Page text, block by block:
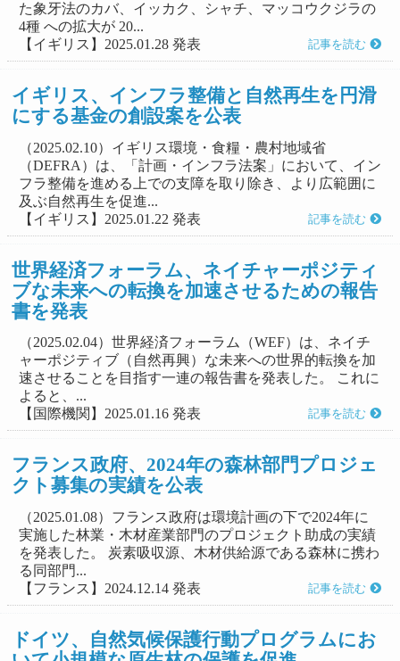
た象牙法のカバ、イッカク、シャチ、マッコウクジラの
4種 への拡大が 20...
【イギリス】2025.01.28 発表
記事を読む
イギリス、インフラ整備と自然再生を円滑
にする基金の創設案を公表
（2025.02.10）イギリス環境・食糧・農村地域省
（DEFRA）は、「計画・インフラ法案」において、イン
フラ整備を進める上での支障を取り除き、より広範囲に
及ぶ自然再生を促進...
【イギリス】2025.01.22 発表
記事を読む
世界経済フォーラム、ネイチャーポジティ
ブな未来への転換を加速させるための報告
書を発表
（2025.02.04）世界経済フォーラム（WEF）は、ネイチ
ャーポジティブ（自然再興）な未来への世界的転換を加
速させることを目指す一連の報告書を発表した。 これに
よると、...
【国際機関】2025.01.16 発表
記事を読む
フランス政府、2024年の森林部門プロジェ
クト募集の実績を公表
（2025.01.08）フランス政府は環境計画の下で2024年に
実施した林業・木材産業部門のプロジェクト助成の実績
を発表した。 炭素吸収源、木材供給源である森林に携わ
る同部門...
【フランス】2024.12.14 発表
記事を読む
ドイツ、自然気候保護行動プログラムにお